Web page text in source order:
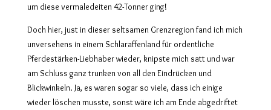
um diese vermaledeiten 42-Tonner ging!
Doch hier, just in dieser seltsamen Grenzregion fand ich mich
unversehens in einem Schlaraffenland für ordentliche
Pferdestärken-Liebhaber wieder, knipste mich satt und war
am Schluss ganz trunken von all den Eindrücken und
Blickwinkeln. Ja, es waren sogar so viele, dass ich einige
wieder löschen musste, sonst wäre ich am Ende abgedriftet